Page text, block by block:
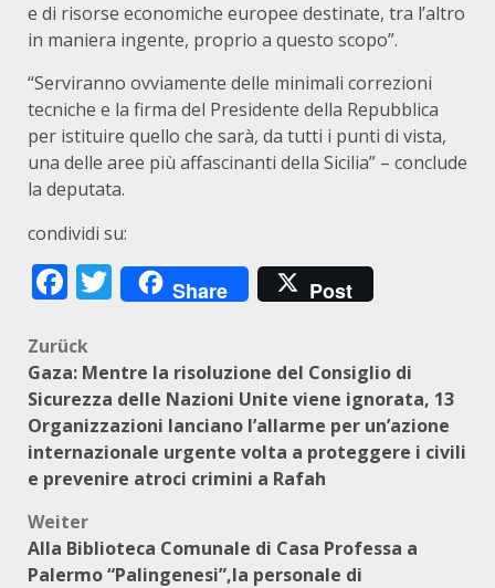
e di risorse economiche europee destinate, tra l’altro
in maniera ingente, proprio a questo scopo”.
“Serviranno ovviamente delle minimali correzioni
tecniche e la firma del Presidente della Repubblica
per istituire quello che sarà, da tutti i punti di vista,
una delle aree più affascinanti della Sicilia” – conclude
la deputata.
condividi su:
Facebook
Twitter
Share Post
Beitragsnavigation
Zurück
Gaza: Mentre la risoluzione del Consiglio di
Sicurezza delle Nazioni Unite viene ignorata, 13
Organizzazioni lanciano l’allarme per un’azione
internazionale urgente volta a proteggere i civili
e prevenire atroci crimini a Rafah
Weiter
Alla Biblioteca Comunale di Casa Professa a
Palermo “Palingenesi”,la personale di